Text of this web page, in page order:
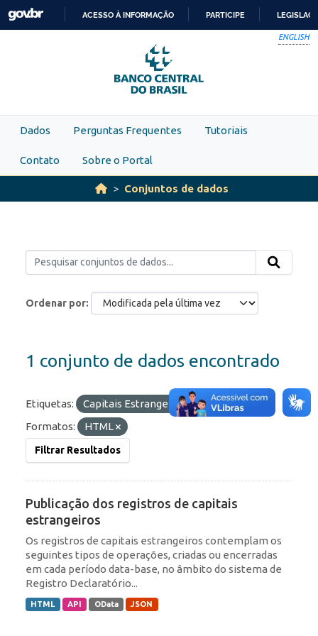
Skip to main content
PARA
O
CONTEÚDO
ACESSO À INFORMAÇÃO PARTICIPE
ENGLISH
Dados Perguntas Frequentes Tutoriais
Contato Sobre o Portal
Conjuntos de dados
Ordenar por
1 conjunto de dados encontrado
Etiquetas: Capitais Estrangeiros
ROF
Formatos:
HTML
Filtrar Resultados
Publicação dos registros de capitais
estrangeiros
Os registros de capitais estrangeiros contemplam os
seguintes tipos de operações, criadas ou encerradas
em cada período data-base, no âmbito do sistema de
Registro Declaratório...
HTML API OData JSON